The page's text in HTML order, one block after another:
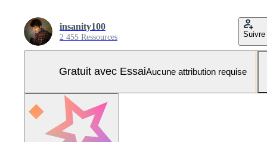
insanity100
2 455 Ressources Suivre
Gratuit avec EssaiAucune attribution requise